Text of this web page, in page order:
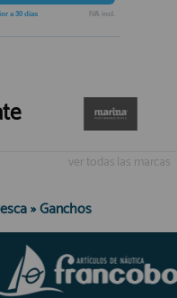
a 30 días IVA incl.
ver todas las marcas
»Ganchos